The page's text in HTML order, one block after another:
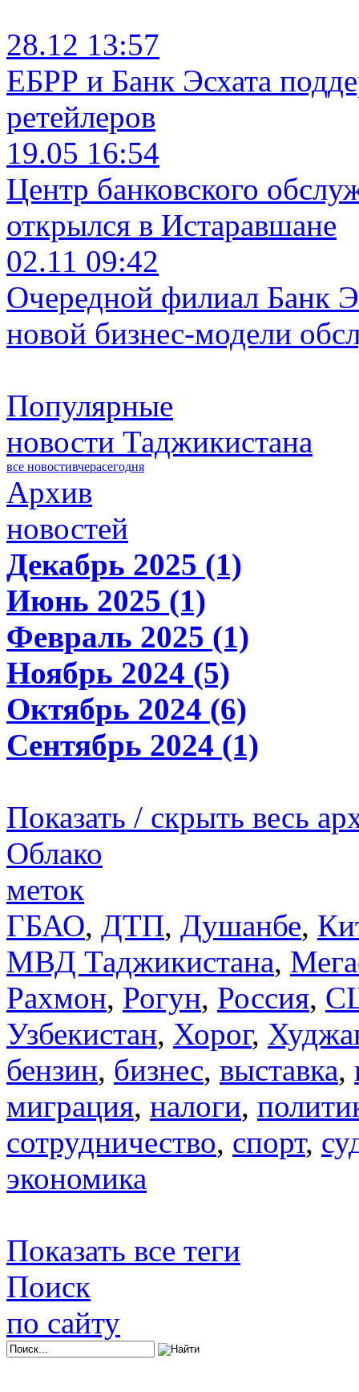
28.12 13:57
ЕБРР и Банк Эсхата
ретейлеров
19.05 16:54
Центр банковского
открылся в Истаравшане
02.11 09:42
Очередной филиал Банк
новой бизнес-модели
Популярные
новости Таджикистана
все новостивчерасегодня
Архив
новостей
Декабрь 2025 (1)
Июнь 2025 (1)
Февраль 2025 (1)
Ноябрь 2024 (5)
Октябрь 2024 (6)
Сентябрь 2024 (1)
Показать / скрыть весь
Облако
меток
ГБАО, ДТП, Душанбе,
МВД Таджикистана,
Рахмон, Рогун, Россия,
Узбекистан, Хорог,
бензин, бизнес, выставка,
миграция, налоги,
сотрудничество, спорт,
экономика
Показать все теги
Поиск
по сайту